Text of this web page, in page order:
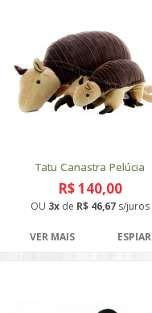
Tatu Canastra Pelúcia
R$ 140,00
OU 3x de R$ 46,67 s/juros
VER MAIS ESPIAR